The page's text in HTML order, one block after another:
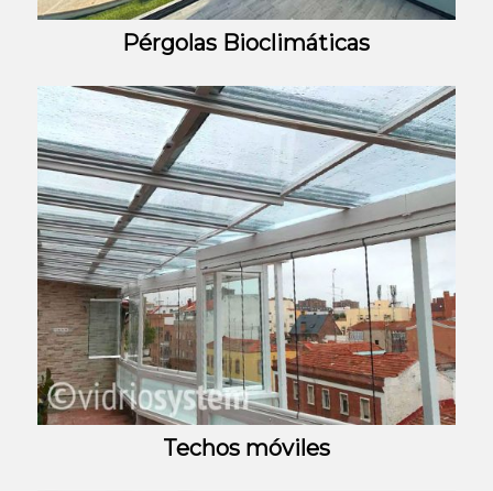
Pérgolas Bioclimáticas
Techos móviles